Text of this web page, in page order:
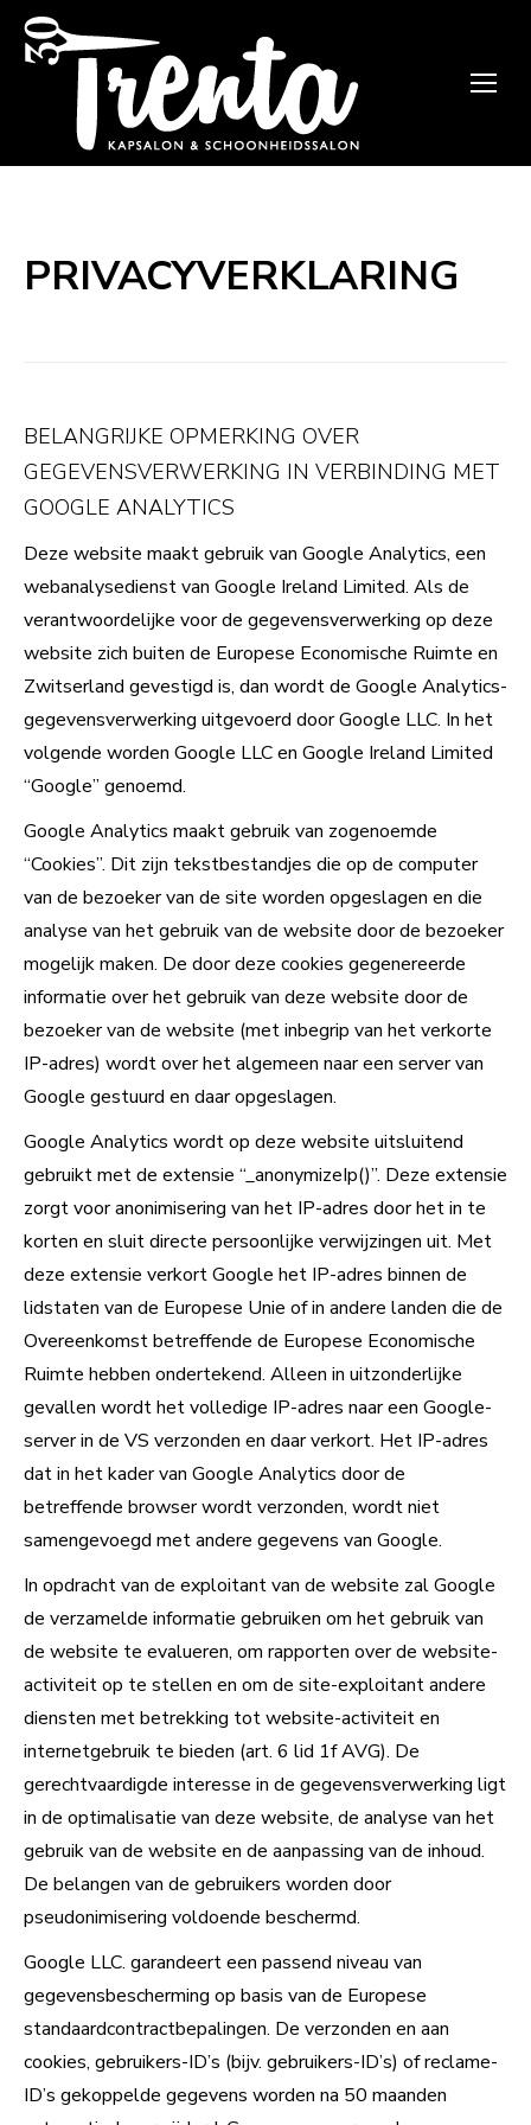
PRIVACYVERKLARING
BELANGRIJKE OPMERKING OVER
GEGEVENSVERWERKING IN VERBINDING MET
GOOGLE ANALYTICS
Deze website maakt gebruik van Google Analytics, een
webanalysedienst van Google Ireland Limited. Als de
verantwoordelijke voor de gegevensverwerking op deze
website zich buiten de Europese Economische Ruimte en
Zwitserland gevestigd is, dan wordt de Google Analytics-
gegevensverwerking uitgevoerd door Google LLC. In het
volgende worden Google LLC en Google Ireland Limited
“Google” genoemd.
Google Analytics maakt gebruik van zogenoemde
“Cookies”. Dit zijn tekstbestandjes die op de computer
van de bezoeker van de site worden opgeslagen en die
analyse van het gebruik van de website door de bezoeker
mogelijk maken. De door deze cookies gegenereerde
informatie over het gebruik van deze website door de
bezoeker van de website (met inbegrip van het verkorte
IP-adres) wordt over het algemeen naar een server van
Google gestuurd en daar opgeslagen.
Google Analytics wordt op deze website uitsluitend
gebruikt met de extensie “_anonymizeIp()”. Deze extensie
zorgt voor anonimisering van het IP-adres door het in te
korten en sluit directe persoonlijke verwijzingen uit. Met
deze extensie verkort Google het IP-adres binnen de
lidstaten van de Europese Unie of in andere landen die de
Overeenkomst betreffende de Europese Economische
Ruimte hebben ondertekend. Alleen in uitzonderlijke
gevallen wordt het volledige IP-adres naar een Google-
server in de VS verzonden en daar verkort. Het IP-adres
dat in het kader van Google Analytics door de
betreffende browser wordt verzonden, wordt niet
samengevoegd met andere gegevens van Google.
In opdracht van de exploitant van de website zal Google
de verzamelde informatie gebruiken om het gebruik van
de website te evalueren, om rapporten over de website-
activiteit op te stellen en om de site-exploitant andere
diensten met betrekking tot website-activiteit en
internetgebruik te bieden (art. 6 lid 1f AVG). De
gerechtvaardigde interesse in de gegevensverwerking ligt
in de optimalisatie van deze website, de analyse van het
gebruik van de website en de aanpassing van de inhoud.
De belangen van de gebruikers worden door
pseudonimisering voldoende beschermd.
Google LLC. garandeert een passend niveau van
gegevensbescherming op basis van de Europese
standaardcontractbepalingen. De verzonden en aan
cookies, gebruikers-ID’s (bijv. gebruikers-ID’s) of reclame-
ID’s gekoppelde gegevens worden na 50 maanden